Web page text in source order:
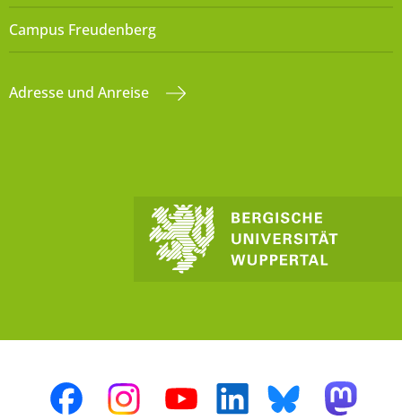
Campus Freudenberg
Adresse und Anreise